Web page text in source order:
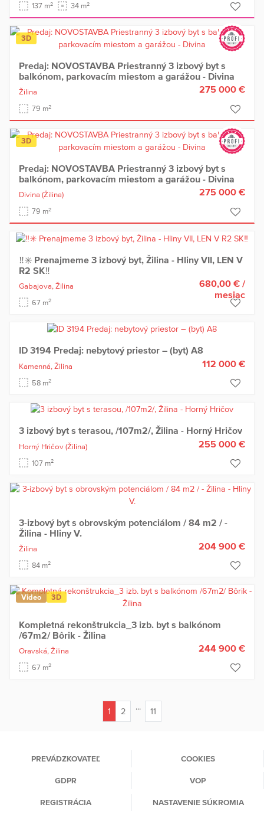
137 m2 34 m2
3D
Predaj: NOVOSTAVBA Priestranný 3 izbový byt s
balkónom, parkovacím miestom a garážou - Divina
Žilina
79 m2
275 000 €
3D
Predaj: NOVOSTAVBA Priestranný 3 izbový byt s
balkónom, parkovacím miestom a garážou - Divina
Divina (Žilina)
79 m2
275 000 €
‼️✳️ Prenajmeme 3 izbový byt, Žilina - Hliny VII, LEN V
R2 SK‼️
Gabajova, Žilina
67 m2
680,00 € /
mesiac
ID 3194 Predaj: nebytový priestor – (byt) A8
Kamenná, Žilina
58 m2
112 000 €
3 izbový byt s terasou, /107m2/, Žilina - Horný Hričov
Horný Hričov (Žilina)
107 m2
255 000 €
3-izbový byt s obrovským potenciálom / 84 m2 / -
Žilina - Hliny V.
Žilina
84 m2
204 900 €
Video 3D
Kompletná rekonštrukcia_3 izb. byt s balkónom
/67m2/ Bôrik - Žilina
Oravská, Žilina
67 m2
244 900 €
1
2 ... 11
PREVÁDZKOVATEĽ COOKIES
GDPR VOP
REGISTRÁCIA NASTAVENIE SÚKROMIA